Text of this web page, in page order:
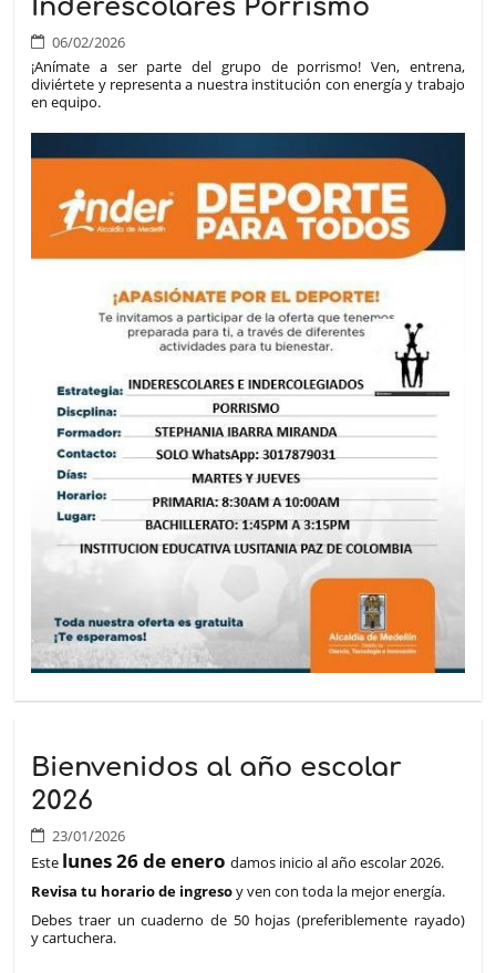
Inderescolares Porrismo
06/02/2026
¡Anímate a ser parte del grupo de porrismo! Ven, entrena,
diviértete y representa a nuestra institución con energía y trabajo
en equipo.
Bienvenidos al año escolar
2026
23/01/2026
Este lunes 26 de enero damos inicio al año escolar 2026.
Revisa tu horario de ingresoy ven con toda la mejor energía.
Debes traer un cuaderno de 50 hojas (preferiblemente rayado)
y cartuchera.